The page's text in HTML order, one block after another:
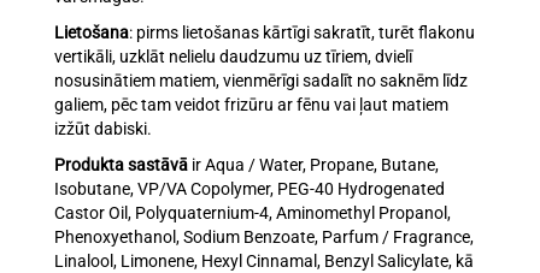
Lietošana: pirms lietošanas kārtīgi sakratīt, turēt flakonu
vertikāli, uzklāt nelielu daudzumu uz tīriem, dvielī
nosusinātiem matiem, vienmērīgi sadalīt no saknēm līdz
galiem, pēc tam veidot frizūru ar fēnu vai ļaut matiem
izžūt dabiski.
Produkta sastāvā ir Aqua / Water, Propane, Butane,
Isobutane, VP/VA Copolymer, PEG-40 Hydrogenated
Castor Oil, Polyquaternium-4, Aminomethyl Propanol,
Phenoxyethanol, Sodium Benzoate, Parfum / Fragrance,
Linalool, Limonene, Hexyl Cinnamal, Benzyl Salicylate, kā